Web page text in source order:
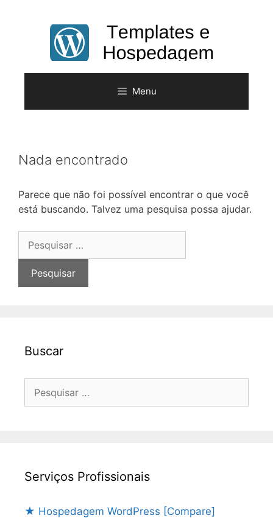
Menu
Nada encontrado
Parece que não foi possível encontrar o que você
está buscando. Talvez uma pesquisa possa ajudar.
por:
Buscar
Serviços Profissionais
★ Hospedagem WordPress [Compare]